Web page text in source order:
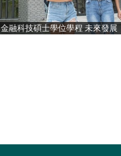
金融科技碩士學位學程 未來發展